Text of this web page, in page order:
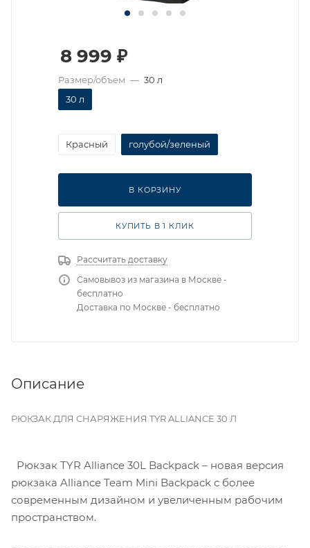
8 999 ₽
Размер/объем — 30 л
30 л
Красный голубой/зеленый
В КОРЗИНУ
КУПИТЬ В 1 КЛИК
Рассчитать доставку
Самовывоз из магазина в Москве -
бесплатно
Доставка по Москве - бесплатно
Описание
РЮКЗАК ДЛЯ СНАРЯЖЕНИЯ TYR ALLIANCE 30 Л
Рюкзак TYR Alliance 30L Backpack – новая версия
рюкзака Alliance Team Mini Backpack с более
современным дизайном и увеличенным рабочим
пространством.